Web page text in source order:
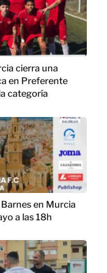
cierra una
en Preferente
categoría
en Murcia
a las 18h